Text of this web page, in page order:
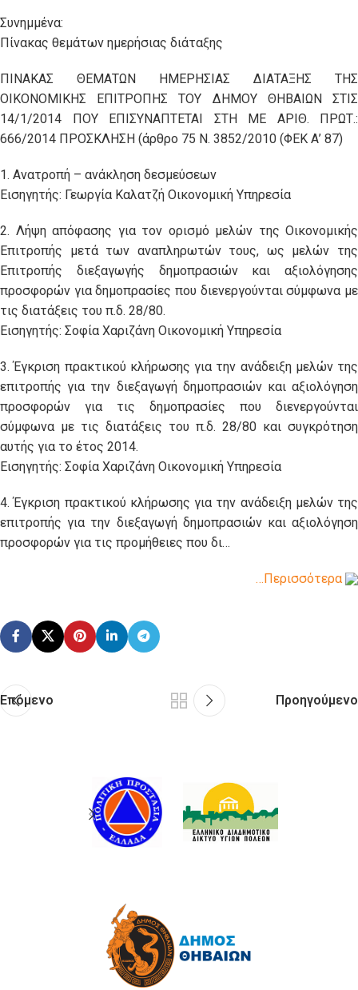
Συνημμένα:
Πίνακας θεμάτων ημερήσιας διάταξης
ΠΙΝΑΚΑΣ ΘΕΜΑΤΩΝ ΗΜΕΡΗΣΙΑΣ ΔΙΑΤΑΞΗΣ ΤΗΣ
ΟΙΚΟΝΟΜΙΚΗΣ ΕΠΙΤΡΟΠΗΣ ΤΟΥ ΔΗΜΟΥ ΘΗΒΑΙΩΝ ΣΤΙΣ
14/1/2014 ΠΟΥ ΕΠΙΣΥΝΑΠΤΕΤΑΙ ΣΤΗ ΜΕ ΑΡΙΘ. ΠΡΩΤ.:
666/2014 ΠΡΟΣΚΛΗΣΗ (άρθρο 75 Ν. 3852/2010 (ΦΕΚ Α’ 87)
1. Ανατροπή – ανάκληση δεσμεύσεων
Εισηγητής: Γεωργία Καλατζή Οικονομική Υπηρεσία
2. Λήψη απόφασης για τον ορισμό μελών της Οικονομικής
Επιτροπής μετά των αναπληρωτών τους, ως μελών της
Επιτροπής διεξαγωγής δημοπρασιών και αξιολόγησης
προσφορών για δημοπρασίες που διενεργούνται σύμφωνα με
τις διατάξεις του π.δ. 28/80.
Εισηγητής: Σοφία Χαριζάνη Οικονομική Υπηρεσία
3. Έγκριση πρακτικού κλήρωσης για την ανάδειξη μελών της
επιτροπής για την διεξαγωγή δημοπρασιών και αξιολόγηση
προσφορών για τις δημοπρασίες που διενεργούνται
σύμφωνα με τις διατάξεις του π.δ. 28/80 και συγκρότηση
αυτής για το έτος 2014.
Εισηγητής: Σοφία Χαριζάνη Οικονομική Υπηρεσία
4. Έγκριση πρακτικού κλήρωσης για την ανάδειξη μελών της
επιτροπής για την διεξαγωγή δημοπρασιών και αξιολόγηση
προσφορών για τις προμήθειες που δι…
…Περισσότερα
Επόμενο Προηγούμενο